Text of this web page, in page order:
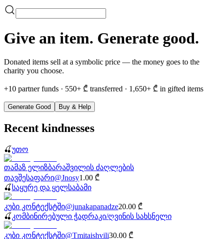
Give an item. Generate good.
Donated items sell at a symbolic price — the money goes to the
charity you choose.
+10 partner funds · 550+ ₾ transferred · 1,650+ ₾ in gifted items
Generate Good Buy & Help
Recent kindnesses
🍒უთო
თამაზ ელიზბარაშვილის ძაღლების
თავშესაფარი@Jnosy1.00 ₾
🍒 საყურე და ყელსაბამი
კუბი კონტექსტში@junakapanadze20.00 ₾
🍒 კომბინირებული ჭადრაკი/ღვინის სახსნელი
კუბი კონტექსტში@Tmitaishvili30.00 ₾